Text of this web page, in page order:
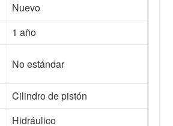
Nuevo
1 año
No estándar
Cilindro de pistón
Hidráulico